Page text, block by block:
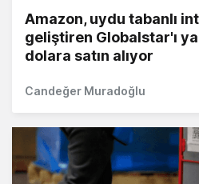
Amazon, uydu tabanlı
geliştiren Globalstar'ı
dolara satın alıyor
Candeğer Muradoğlu